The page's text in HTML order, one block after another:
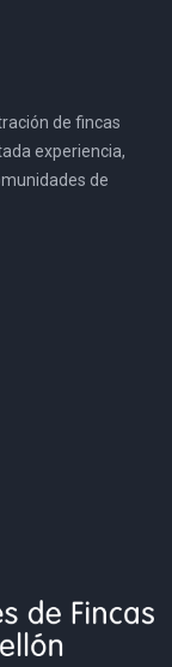
de fincas
experiencia,
de